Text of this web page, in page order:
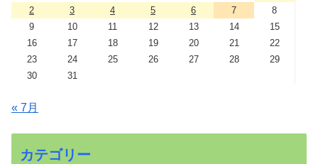
2
3 4 5 6 7
8
9
10 11 12 13 14
15
16
17 18 19 20 21
22
23
24 25 26 27 28
29
30
31
« 7月
カテゴリー